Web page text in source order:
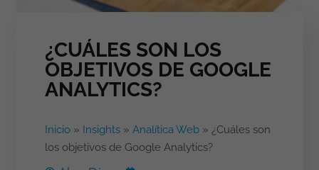
¿CUÁLES SON LOS
OBJETIVOS DE GOOGLE
ANALYTICS?
Inicio» Insights» Analítica Web» ¿Cuáles son
los objetivos de Google Analytics?